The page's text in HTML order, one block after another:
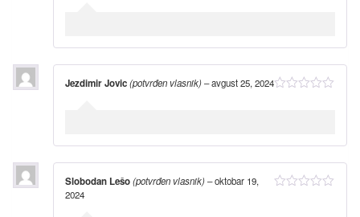
Jezdimir Jovic(potvrđen vlasnik)–avgust 25, 2024
Slobodan Lešo(potvrđen vlasnik)–oktobar 19,
2024